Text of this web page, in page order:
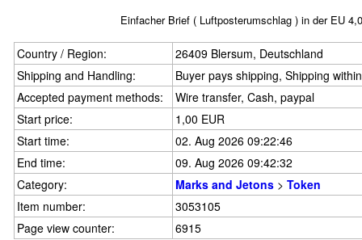
Einfacher Brief ( Luftposterumschlag ) in der EU
Country / Region:
26409 Blersum, Deutschland
Shipping and Handling:
Buyer pays shipping, Shipping
Accepted payment methods:
Wire transfer, Cash, paypal
Start price:
1,00 EUR
Start time:
02. Aug 2026 09:22:46
End time:
09. Aug 2026 09:42:32
Category:
Marks and Jetons > Token
Item number:
3053105
Page view counter:
6915